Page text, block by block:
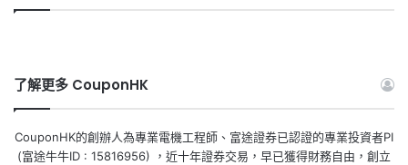
了解更多 CouponHK
CouponHK的創辦人為專業電機工程師、富途證券已認證的專業投資者PI
(富途牛牛ID : 15816956) ，近十年證券交易，早已獲得財務自由，創立